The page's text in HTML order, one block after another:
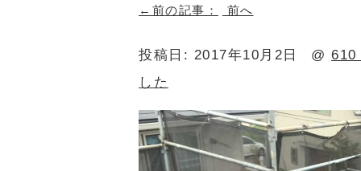
前へ
投稿日: 2017年10月2日 @ 610
した